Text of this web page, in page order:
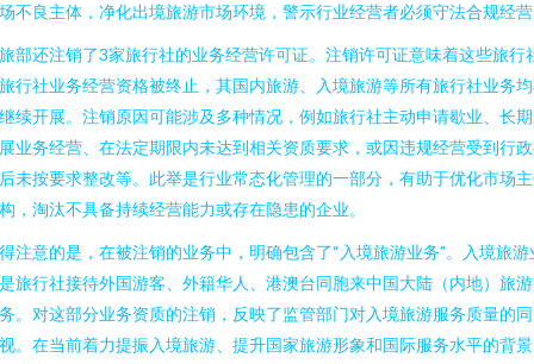
不良主体，净化出境旅游市场环境，警示行业经营者必须守法合规经
部还注销了3家旅行社的业务经营许可证。注销许可证意味着这些旅行
行社业务经营资格被终止，其国内旅游、入境旅游等所有旅行社业务
续开展。注销原因可能涉及多种情况，例如旅行社主动申请歇业、长
业务经营、在法定期限内未达到相关资质要求，或因违规经营受到行
未按要求整改等。此举是行业常态化管理的一部分，有助于优化市场
，淘汰不具备持续经营能力或存在隐患的企业。
注意的是，在被注销的业务中，明确包含了“入境旅游业务”。入境旅游
旅行社接待外国游客、外籍华人、港澳台同胞来中国大陆（内地）旅
。对这部分业务资质的注销，反映了监管部门对入境旅游服务质量的
。在当前着力提振入境旅游、提升国家旅游形象和国际服务水平的背景